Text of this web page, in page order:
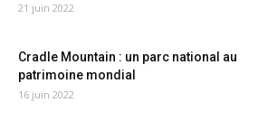
21 juin 2022
Cradle Mountain : un parc national au
patrimoine mondial
16 juin 2022